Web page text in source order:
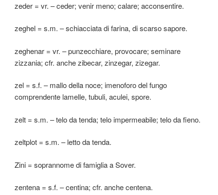
zeder = vr. – ceder; venir meno; calare; acconsentire.
zeghel = s.m. – schiacciata di farina, di scarso sapore.
zeghenar = vr. – punzecchiare, provocare; seminare
zizzania; cfr. anche zibecar, zinzegar, zizegar.
zel = s.f. – mallo della noce; imenoforo del fungo
comprendente lamelle, tubuli, aculei, spore.
zelt = s.m. – telo da tenda; telo impermeabile; telo da fieno.
zeltplot = s.m. – letto da tenda.
Zini = soprannome di famiglia a Sover.
zentena = s.f. – centina; cfr. anche centena.